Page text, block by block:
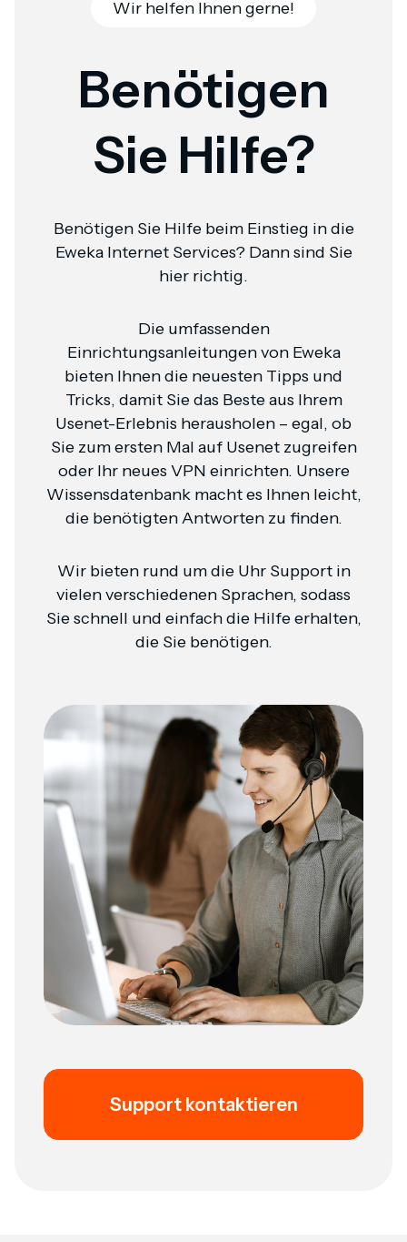
Wir helfen Ihnen gerne!
Benötigen
Sie Hilfe?
Benötigen Sie Hilfe beim Einstieg in die
Eweka Internet Services? Dann sind Sie
hier richtig.
Die umfassenden
Einrichtungsanleitungen von Eweka
bieten Ihnen die neuesten Tipps und
Tricks, damit Sie das Beste aus Ihrem
Usenet-Erlebnis herausholen – egal, ob
Sie zum ersten Mal auf Usenet zugreifen
oder Ihr neues VPN einrichten. Unsere
Wissensdatenbank macht es Ihnen leicht,
die benötigten Antworten zu finden.
Wir bieten rund um die Uhr Support in
vielen verschiedenen Sprachen, sodass
Sie schnell und einfach die Hilfe erhalten,
die Sie benötigen.
Support kontaktieren